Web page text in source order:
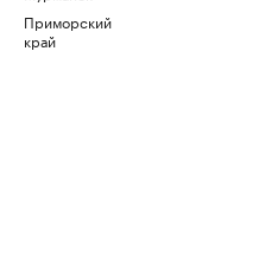
Приморский
край